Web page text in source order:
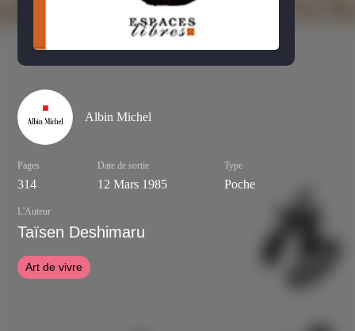
Albin Michel
Pages
314
Date de sortie
12 Mars 1985
Type
Poche
L'Auteur
Taïsen Deshimaru
Art de vivre